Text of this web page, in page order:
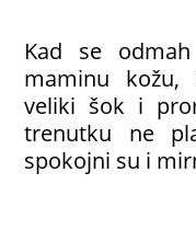
Kad se
maminu kožu,
veliki šok i
trenutku ne
spokojni su i